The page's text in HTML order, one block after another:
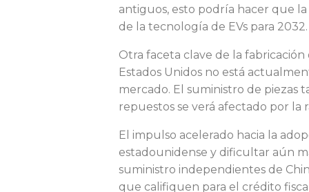
v
a
n
antiguos, esto podría hacer que
de la tecnología de EVs para 2032.
Otra faceta clave de la
Estados Unidos no está
mercado. El suministro de piezas
repuestos se verá afectado por la
El impulso acelerado hacia la
estadounidense y dificultar aún
suministro independientes de
que califiquen para el crédito